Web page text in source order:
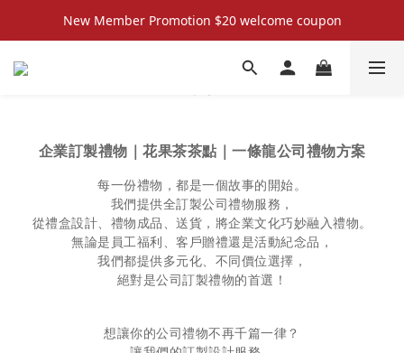
New Member Promotion $20 welcome coupon
New Member Promotion $20 welcome coupon
散水回禮禮物 滿件再折優惠🎉
📦折後付款滿$300免運費 （香港、澳門）
New Member Promotion $20 welcome coupon
企業訂製禮物｜花果茶茶點｜一條龍公司禮物方案
每一份禮物，都是一個故事的開始。
我們提供全訂製公司禮物服務，
從禮盒設計、禮物成品、送貨，將企業文化巧妙融入禮物。
無論是員工福利、客戶贈禮還是活動紀念品，
我們都提供多元化、不同價位選擇，
絕對是公司訂製禮物的首選！
想讓你的公司禮物不再千篇一律？